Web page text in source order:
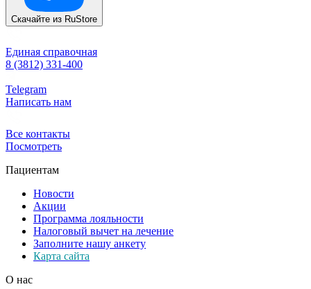
Скачайте из RuStore
Единая справочная
8 (3812) 331-400
Telegram
Написать нам
Все контакты
Посмотреть
Пациентам
Новости
Акции
Программа лояльности
Налоговый вычет на лечение
Заполните нашу анкету
Карта сайта
О нас